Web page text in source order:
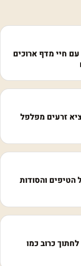
עם חיי מדף ארוכים
זרעים מפלפל
הטיפים והסודות
כרוב כמו